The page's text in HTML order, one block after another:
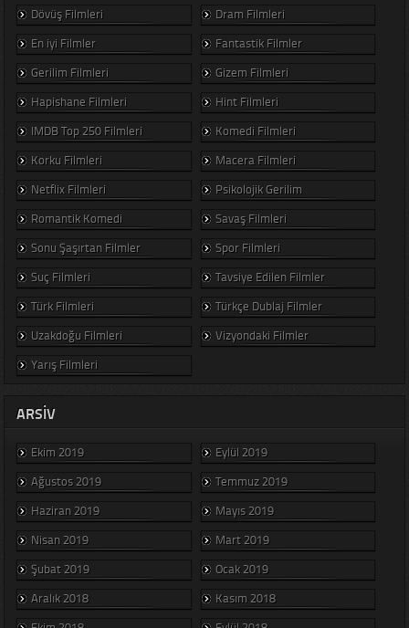
Dövüş Filmleri
Dram Filmleri
En iyi Filmler
Fantastik Filmler
Gerilim Filmleri
Gizem Filmleri
Hapishane Filmleri
Hint Filmleri
IMDB Top 250 Filmleri
Komedi Filmleri
Korku Filmleri
Macera Filmleri
Netflix Filmleri
Psikolojik Gerilim
Romantik Komedi
Savaş Filmleri
Sonu Şaşırtan Filmler
Spor Filmleri
Suç Filmleri
Tavsiye Edilen Filmler
Türk Filmleri
Türkçe Dublaj Filmler
Uzakdoğu Filmleri
Vizyondaki Filmler
Yarış Filmleri
ARSIV
Ekim 2019
Eylül 2019
Ağustos 2019
Temmuz 2019
Haziran 2019
Mayıs 2019
Nisan 2019
Mart 2019
Şubat 2019
Ocak 2019
Aralık 2018
Kasım 2018